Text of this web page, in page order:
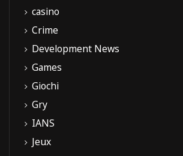
casino
Crime
Development News
Games
Giochi
Gry
IANS
Jeux